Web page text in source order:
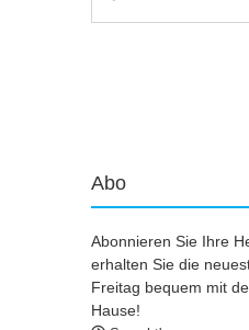
Abo
Abonnieren Sie Ihre
erhalten Sie die
Freitag bequem mit
Hause!